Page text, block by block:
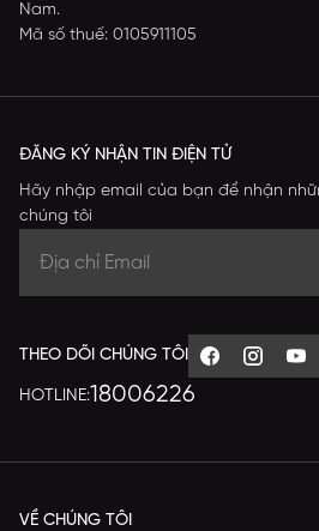
Nam.
Mã số thuế: 0105911105
ĐĂNG KÝ NHẬN TIN ĐIỆN TỬ
Hãy nhập email của bạn để nhận
chúng tôi
THEO DÕI CHÚNG TÔI
HOTLINE:18006226
VỀ CHÚNG TÔI